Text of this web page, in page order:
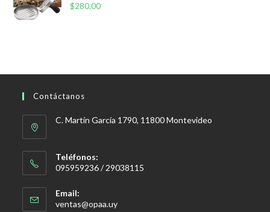
$280,00
Contáctanos
C. Martín García 1790, 11800 Montevideo
Teléfonos:
095959236 / 29038115
Email:
ventas@opaa.uySe